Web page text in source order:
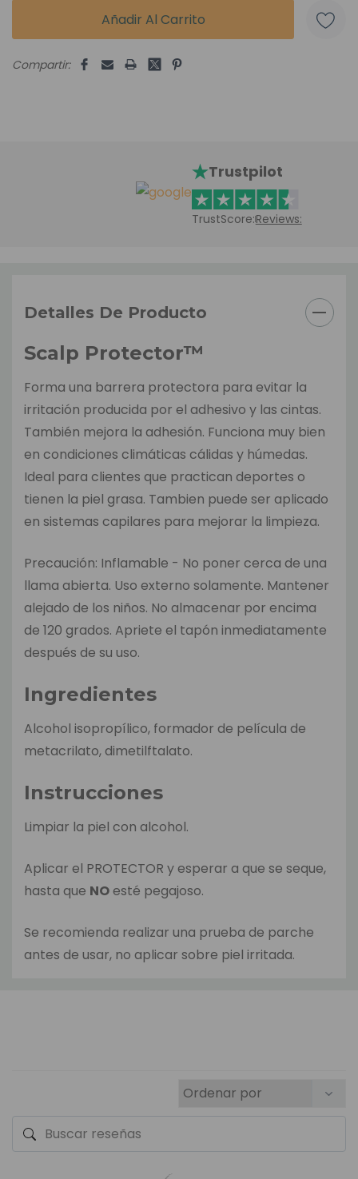
Compartir:
Trustpilot
TrustScore:Reviews:
Detalles De Producto
Scalp Protector™
Forma una barrera protectora para evitar la
irritación producida por el adhesivo y las cintas.
También mejora la adhesión. Funciona muy bien
en condiciones climáticas cálidas y húmedas.
Ideal para clientes que practican deportes o
tienen la piel grasa. Tambien puede ser aplicado
en sistemas capilares para mejorar la limpieza.
Precaución: Inflamable - No poner cerca de una
llama abierta. Uso externo solamente. Mantener
alejado de los niños. No almacenar por encima
de 120 grados. Apriete el tapón inmediatamente
después de su uso.
Ingredientes
Alcohol isopropílico, formador de película de
metacrilato, dimetilftalato.
Instrucciones
Limpiar la piel con alcohol.
Aplicar el PROTECTOR y esperar a que se seque,
hasta que NOesté pegajoso.
Se recomienda realizar una prueba de parche
antes de usar, no aplicar sobre piel irritada.